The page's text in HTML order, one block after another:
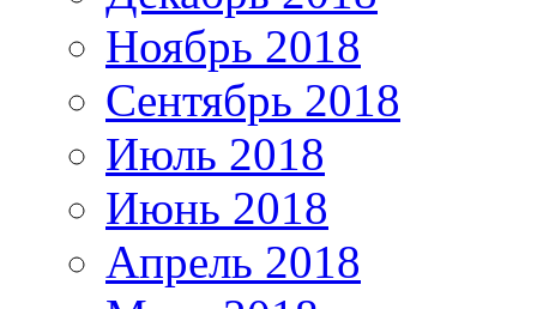
Ноябрь 2018
Сентябрь 2018
Июль 2018
Июнь 2018
Апрель 2018